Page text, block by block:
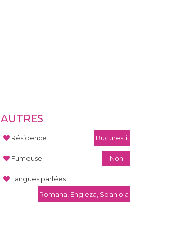
AUTRES
Résidence Bucuresti,
Fumeuse Non
Langues parlées
Romana, Engleza, Spaniola